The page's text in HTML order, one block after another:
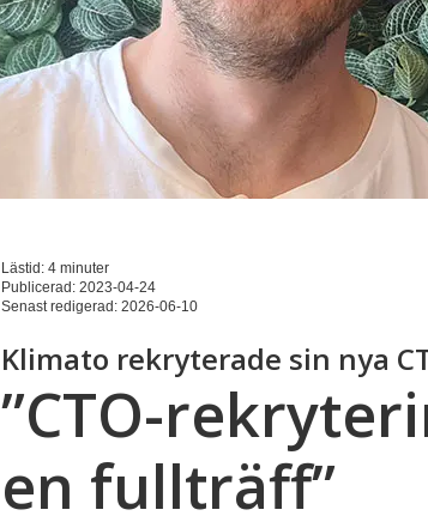
Lästid: 4 minuter
Publicerad: 2023-04-24
Senast redigerad: 2026-06-10
Klimato rekryterade sin nya
”CTO-
en fullträff”